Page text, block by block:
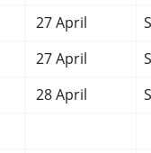
27 April
27 April
28 April